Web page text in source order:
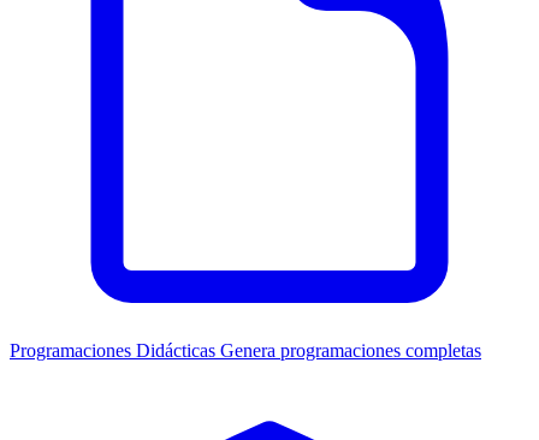
Programaciones Didácticas Genera programaciones completas